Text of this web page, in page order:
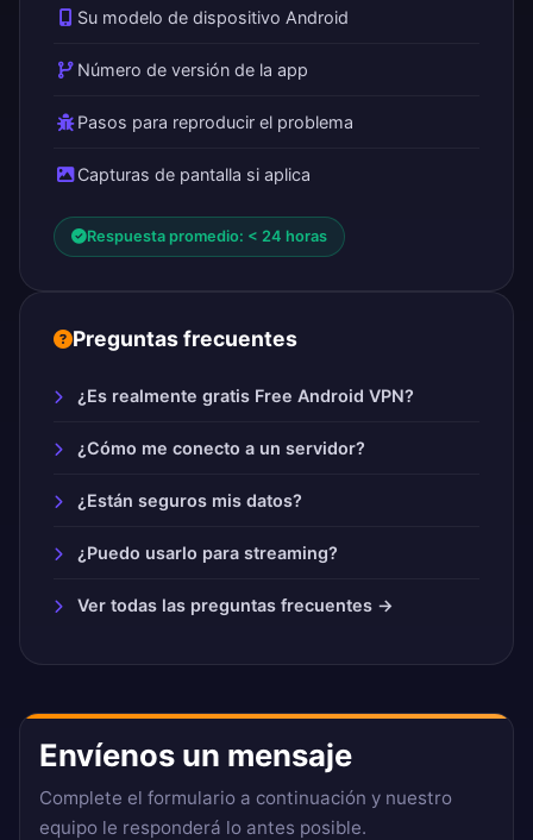
Envíenos un mensaje
Complete el formulario a continuación y nuestro
equipo le responderá lo antes posible.
Su modelo de dispositivo Android
Número de versión de la app
Pasos para reproducir el problema
Capturas de pantalla si aplica
Respuesta promedio: < 24 horas
Preguntas frecuentes
¿Es realmente gratis Free Android VPN?
¿Cómo me conecto a un servidor?
¿Están seguros mis datos?
¿Puedo usarlo para streaming?
Ver todas las preguntas frecuentes →